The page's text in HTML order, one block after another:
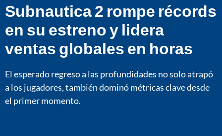
Subnautica 2 rompe récords
en su estreno y lidera
ventas globales en horas
El esperado regreso a las profundidades no solo atrapó
a los jugadores, también dominó métricas clave desde
el primer momento.